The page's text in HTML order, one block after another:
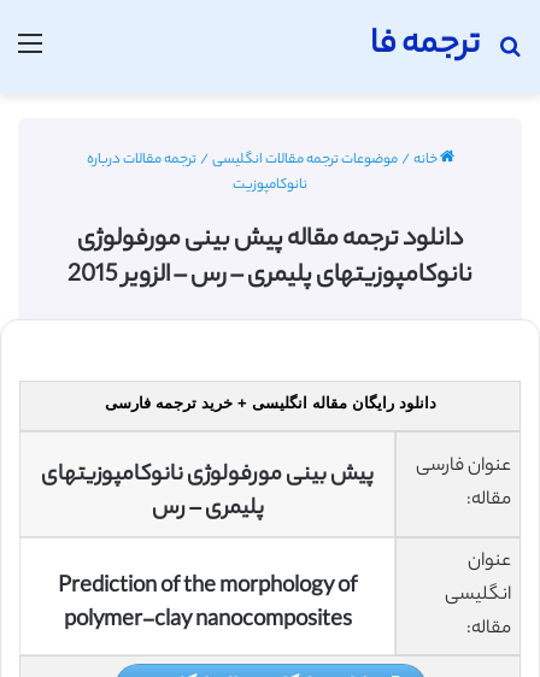
ترجمه فا
جستجو برای
خانه/موضوعات ترجمه مقالات انگلیسی/ترجمه مقالات درباره
نانوکامپوزیت
دانلود ترجمه مقاله پیش بینی مورفولوژی
نانوکامپوزیتهای پلیمری – رس – الزویر 2015
دانلود رایگان مقاله انگلیسی + خرید ترجمه فارسی
عنوان فارسی
مقاله:
پیش بینی مورفولوژی نانوکامپوزیتهای
پلیمری – رس
عنوان
انگلیسی
مقاله:
Prediction of the morphology of
polymer-clay nanocomposites